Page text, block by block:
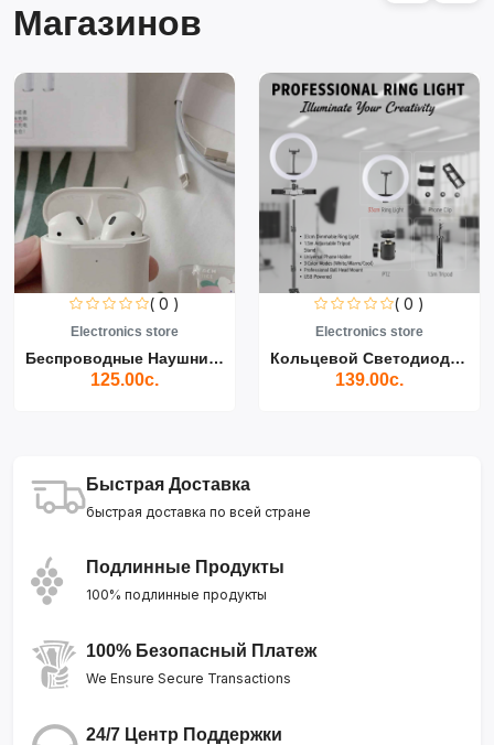
Магазинов
( 0 )
Electronics store
Беспроводные Наушники Air...
125.00с.
( 0 )
Electronics store
Кольцевой Светодиодный Св...
139.00с.
Быстрая Доставка
быстрая доставка по всей стране
Подлинные Продукты
100% подлинные продукты
100% Безопасный Платеж
We Ensure Secure Transactions
24/7 Центр Поддержки